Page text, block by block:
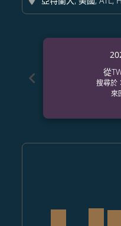
chevron_left
從
搜尋於
來
TPE–ATL: cmp-
TPE–ATL,
TPE–ATL: